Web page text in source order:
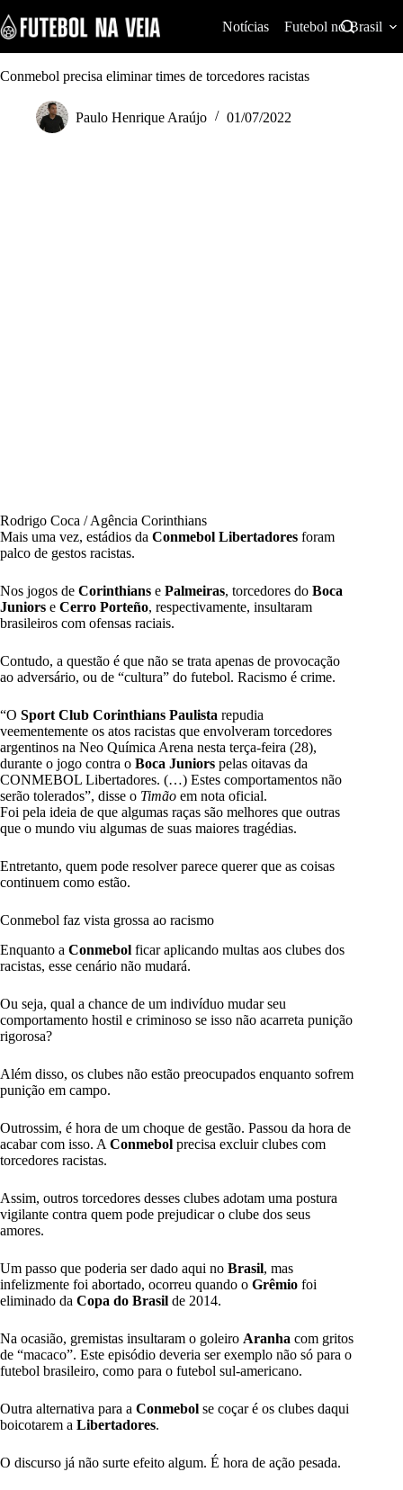
k
i
p
t
Notícias Futebol no Brasil
Conmebol precisa eliminar times de torcedores racistas
Paulo Henrique Araújo 01/07/2022
Rodrigo Coca / Agência Corinthians
Mais uma vez, estádios da Conmebol Libertadores foram
palco de gestos racistas.
Nos jogos de Corinthians e Palmeiras, torcedores do Boca
Juniors e Cerro Porteño, respectivamente, insultaram
brasileiros com ofensas raciais.
Contudo, a questão é que não se trata apenas de provocação
ao adversário, ou de “cultura” do futebol. Racismo é crime.
“O Sport Club Corinthians Paulista repudia
veementemente os atos racistas que envolveram torcedores
argentinos na Neo Química Arena nesta terça-feira (28),
durante o jogo contra o Boca Juniors pelas oitavas da
CONMEBOL Libertadores. (…) Estes comportamentos não
serão tolerados”, disse o Timão em nota oficial.
Foi pela ideia de que algumas raças são melhores que outras
que o mundo viu algumas de suas maiores tragédias.
Entretanto, quem pode resolver parece querer que as coisas
continuem como estão.
Conmebol faz vista grossa ao racismo
Enquanto a Conmebol ficar aplicando multas aos clubes dos
racistas, esse cenário não mudará.
Ou seja, qual a chance de um indivíduo mudar seu
comportamento hostil e criminoso se isso não acarreta punição
rigorosa?
Além disso, os clubes não estão preocupados enquanto sofrem
punição em campo.
Outrossim, é hora de um choque de gestão. Passou da hora de
acabar com isso. A Conmebol precisa excluir clubes com
torcedores racistas.
Assim, outros torcedores desses clubes adotam uma postura
vigilante contra quem pode prejudicar o clube dos seus
amores.
Um passo que poderia ser dado aqui no Brasil, mas
infelizmente foi abortado, ocorreu quando o Grêmio foi
eliminado da Copa do Brasil de 2014.
Na ocasião, gremistas insultaram o goleiro Aranha com gritos
de “macaco”. Este episódio deveria ser exemplo não só para o
futebol brasileiro, como para o futebol sul-americano.
Outra alternativa para a Conmebol se coçar é os clubes daqui
boicotarem a Libertadores.
O discurso já não surte efeito algum. É hora de ação pesada.